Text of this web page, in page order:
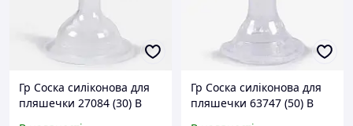
Гр Соска силіконова для
пляшечки 27084 (30) В
Гр Соска силіконова для
пляшечки 63747 (50) В